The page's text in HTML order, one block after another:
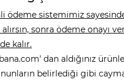
ödeme sistemimiz
sonra ödeme onayı
kalır.
dan aldığınız
belirlediği gibi cayma